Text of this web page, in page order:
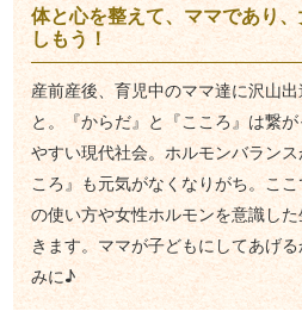
体と心を整えて、ママであり
しもう！
産前産後、育児中のママ達に沢山
と。『からだ』と『こころ』は繋
やすい現代社会。ホルモンバラン
ころ』も元気がなくなりがち。こ
の使い方や女性ホルモンを意識し
きます。ママが子どもにしてあげ
みに♪